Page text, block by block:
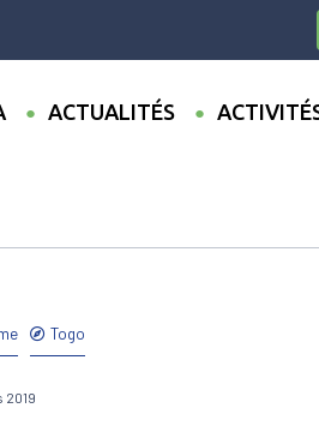
ACTUALITÉS
Togo
2019